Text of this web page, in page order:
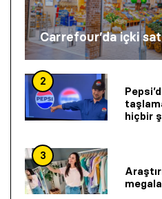
Carrefour’da içki
2
hiçbir
3